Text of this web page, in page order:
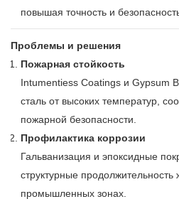
повышая точность и
Проблемы и решения
Пожарная стойкость
Intumentiess Coatings и Gypsum
сталь от высоких температур,
пожарной безопасности.
Профилактика коррозии
Гальванизация и эпоксидные
структурные
промышленных зонах.